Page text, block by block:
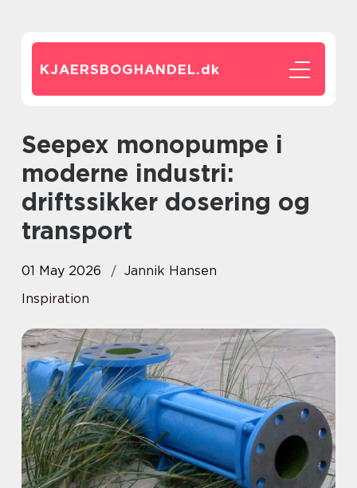
KJAERSBOGHANDEL.dk
Seepex monopumpe i
moderne industri:
driftssikker dosering og
transport
01 May 2026
Jannik Hansen
Inspiration